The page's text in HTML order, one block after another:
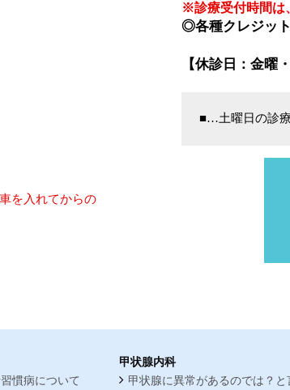
を入れてからの
※診療受付時間は
◎各種クレジッ
【休診日：金曜
■…土曜日の診療
慣病について
甲状腺内科
甲状腺に異常があるのでは？と